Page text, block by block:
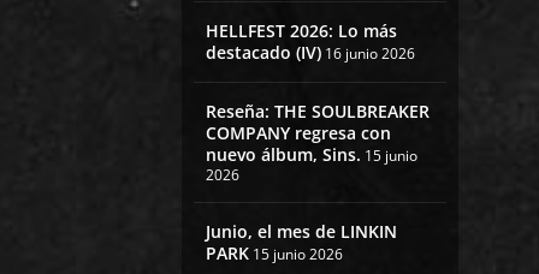
HELLFEST 2026: Lo más
destacado (IV) 16 junio 2026
Reseña: THE SOULBREAKER
COMPANY regresa con
nuevo álbum, Sins. 15 junio
2026
Junio, el mes de LINKIN
PARK 15 junio 2026